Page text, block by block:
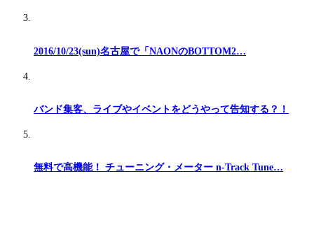
2016/10/23(sun)名古屋で「NAONのBOTTOM2…
バンド集客、ライブやイベントをどうやって告知する？！
無料で高機能！ チューニング・メーター n-Track Tune…